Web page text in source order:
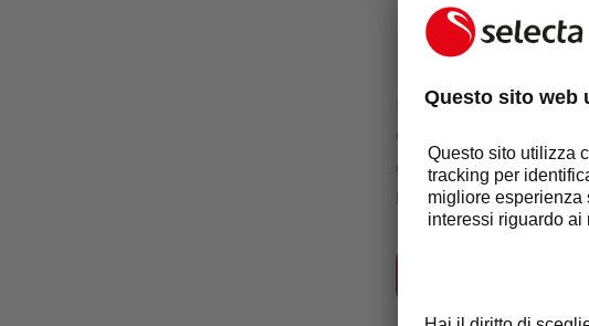
In Selecta ci
Confermiamo il nostro
giorno. Il Codice spiega
livello.